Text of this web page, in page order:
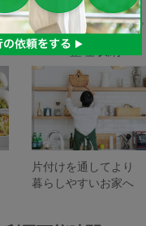
ービスは下記となります。
整理収納
片付けを通してより
暮らしやすいお家へ